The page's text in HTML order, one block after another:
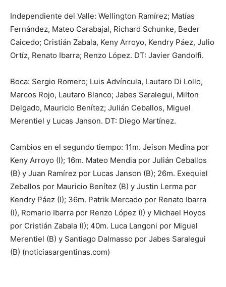
Independiente del Valle: Wellington Ramírez; Matías
Fernández, Mateo Carabajal, Richard Schunke, Beder
Caicedo; Cristián Zabala, Keny Arroyo, Kendry Páez, Julio
Ortíz, Renato Ibarra; Renzo López. DT: Javier Gandolfi.
Boca: Sergio Romero; Luis Advíncula, Lautaro Di Lollo,
Marcos Rojo, Lautaro Blanco; Jabes Saralegui, Milton
Delgado, Mauricio Benítez; Julián Ceballos, Miguel
Merentiel y Lucas Janson. DT: Diego Martínez.
Cambios en el segundo tiempo: 11m. Jeison Medina por
Keny Arroyo (I); 16m. Mateo Mendia por Julián Ceballos
(B) y Juan Ramírez por Lucas Janson (B); 26m. Exequiel
Zeballos por Mauricio Benítez (B) y Justin Lerma por
Kendry Páez (I); 36m. Patrik Mercado por Renato Ibarra
(I), Romario Ibarra por Renzo López (I) y Michael Hoyos
por Cristián Zabala (I); 40m. Luca Langoni por Miguel
Merentiel (B) y Santiago Dalmasso por Jabes Saralegui
(B) (noticiasargentinas.com)